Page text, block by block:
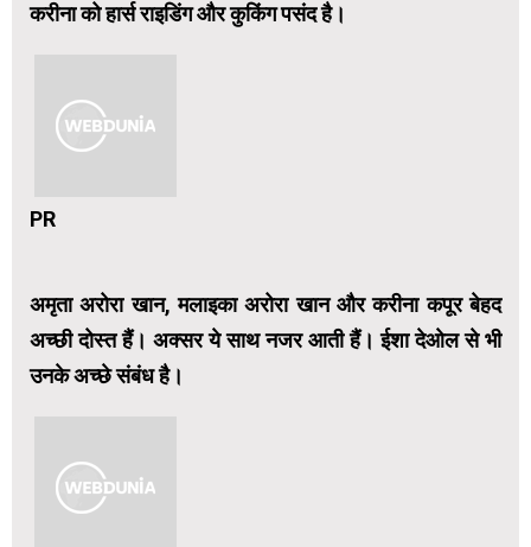
करीना को हार्स राइडिंग और कुकिंग पसंद है।
PR
अमृता अरोरा खान, मलाइका अरोरा खान और करीना कपूर बेहद
अच्छी दोस्त हैं। अक्सर ये साथ नजर आती हैं। ईशा देओल से भी
उनके अच्छे संबंध है।